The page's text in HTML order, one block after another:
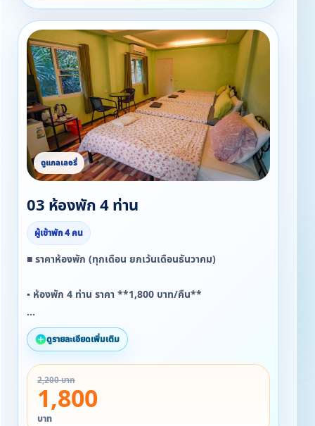
03 ห้องพัก 4 ท่าน
ผู้เข้าพัก 4 คน
■ ราคาห้องพัก (ทุกเดือน ยกเว้นเดือนธันวาคม)
▪ ห้องพัก 4 ท่าน ราคา **1,800 บาท/คืน**
* รวมอาหารเช้า
* มีทั้งเตียงเล็ก 4 เตียง
* หรือเตียงใหญ่ 1 เตียง + เตียงเล็ก 2 เตียง
- แอร์ ทีวี ตู้เย็น กาต้มน้ำ
ดูรายละเอียดเพิ่มเติม
2,200 บาท
1,800
บาท